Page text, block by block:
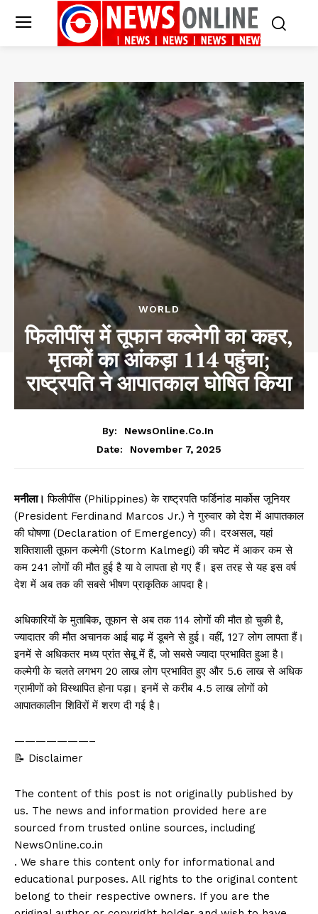
WORLD
फिलीपींस में तूफान कल्मेगी का कहर,
मृतकों का आंकड़ा 114 पहुंचा;
राष्ट्रपति ने आपातकाल घोषित किया
By:
NewsOnline.co.in
Date:
November 7, 2025
मनीला।फिलीपींस (Philippines) के राष्ट्रपति फर्डिनांड मार्कोस जूनियर
(President Ferdinand Marcos Jr.) ने गुरुवार को देश में आपातकाल
की घोषणा (Declaration of Emergency) की। दरअसल, यहां
शक्तिशाली तूफान कल्मेगी (Storm Kalmegi) की चपेट में आकर कम से
कम 241 लोगों की मौत हुई है या वे लापता हो गए हैं। इस तरह से यह इस वर्ष
देश में अब तक की सबसे भीषण प्राकृतिक आपदा है।
अधिकारियों के मुताबिक, तूफान से अब तक 114 लोगों की मौत हो चुकी है,
ज्यादातर की मौत अचानक आई बाढ़ में डूबने से हुई। वहीं, 127 लोग लापता हैं।
इनमें से अधिकतर मध्य प्रांत सेबू में हैं, जो सबसे ज्यादा प्रभावित हुआ है।
कल्मेगी के चलते लगभग 20 लाख लोग प्रभावित हुए और 5.6 लाख से अधिक
ग्रामीणों को विस्थापित होना पड़ा। इनमें से करीब 4.5 लाख लोगों को
आपातकालीन शिविरों में शरण दी गई है।
———————–
📝 Disclaimer
The content of this post is not originally published by
us. The news and information provided here are
sourced from trusted online sources, including
NewsOnline.co.in
. We share this content only for informational and
educational purposes. All rights to the original content
belong to their respective owners. If you are the